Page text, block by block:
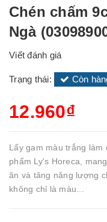
Chén chấm
Ngà
Viết đánh giá
Trạng thái: Còn
12.960₫
Lấy gam màu trắng làm
phẩm Ly's Horeca,
ăn và tăng năng lượng
không chỉ là màu...